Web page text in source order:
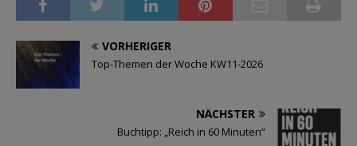
VORHERIGER
Top-Themen der Woche KW11-2026
NÄCHSTER
Buchtipp: „Reich in 60 Minuten“